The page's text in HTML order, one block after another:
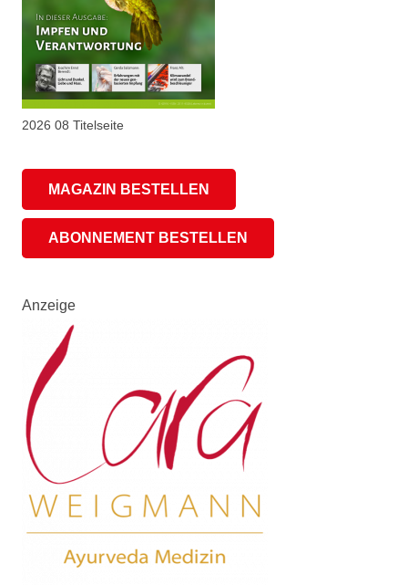
2026 08 Titelseite
MAGAZIN BESTELLEN
ABONNEMENT BESTELLEN
Anzeige